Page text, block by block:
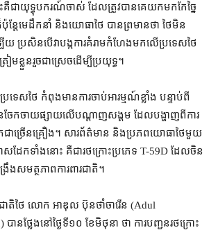
ះ​គឺជា​យុទ្ធុបករណ៍​ចាស់ ដែល​ត្រូវ​បាន​គេ​យក​មក​កែច្នៃ
ន្តែ​មេដឹកនាំ និង​យោធា​ថៃ បាន​ព្រមាន​ថា ថៃ​មិន​
យ ប្រសិនបើ​វា​បង្ក​ការ​គំរាមកំហែង​មក​លើ​ប្រទេស​ថៃ
ខ្លួន​រួចជាស្រេច​ដើម្បី​ប្រយុទ្ធ។
រទេស​ថៃ កំពុង​មាន​ការចាប់អារម្មណ៍​ខ្លាំង បន្ទាប់ពី​
ចែកចាយ​ផ្សាយ​លើ​បណ្ដាញ​សង្គម ដែល​បង្ហាញ​ពី​ការ​
ាច្រើន​គ្រឿង​។ សារព័ត៌មាន និង​ប្រភព​យោធា​ថៃ​មួយ
សដែក​ទាំងនោះ គឺជា​រថក្រោះ​ប្រភេទ T-59D ដែល​ចិន​
រឹងសមត្ថភាព​ការពារ​ជាតិ។
រជាតិ​ថៃ លោក អាឌុល ប៊ុនថាំចារើន (Adul
ាន​ថ្លែង​នៅ​ថ្ងៃទី​១០ ខែមិថុនា ថា ការ​បញ្ជូន​រថក្រោះ​